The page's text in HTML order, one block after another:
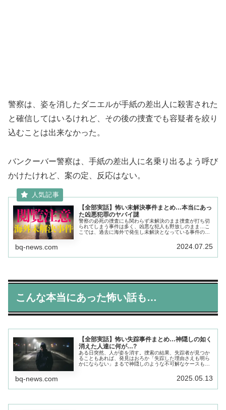
警察は、姿を消したダニエルが手紙の差出人に殺害された
と確信してはいるけれど、その後の捜査でも容疑者を絞り
込むことは出来なかった。
バンクーバー警察は、手紙の差出人に名乗り出るよう呼び
かけたけれど、案の定、反応はない。
【全部実話】怖い未解決事件まとめ…本当にあっ
た凶悪犯罪のヤバイ謎
警察の必死の捜査にも関わらず未解決のまま捜査が打ち切
られてしまう事件は多く、凶悪な犯人も野放しのまま…こ
こでは、過去に海外で発生し未解決となっている事件の中
bq-news.com 2024.07.25
こんな本当にあった怖い話も…
【全部実話】怖い失踪事件まとめ…神隠しの如く
消えた人達に何が…?
ある日突然、人が姿を消す。捜索の結果、失踪者が見つか
ることもあれば、発見はおろか「失踪した理由さえも明ら
かにならない」まるで神隠しのような不可解なケースも少
bq-news.com 2025.05.13